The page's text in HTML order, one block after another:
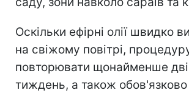
Оскільки ефірні олії швидко
на свіжому повітрі,
повторювати щонайменше
тиждень, а також